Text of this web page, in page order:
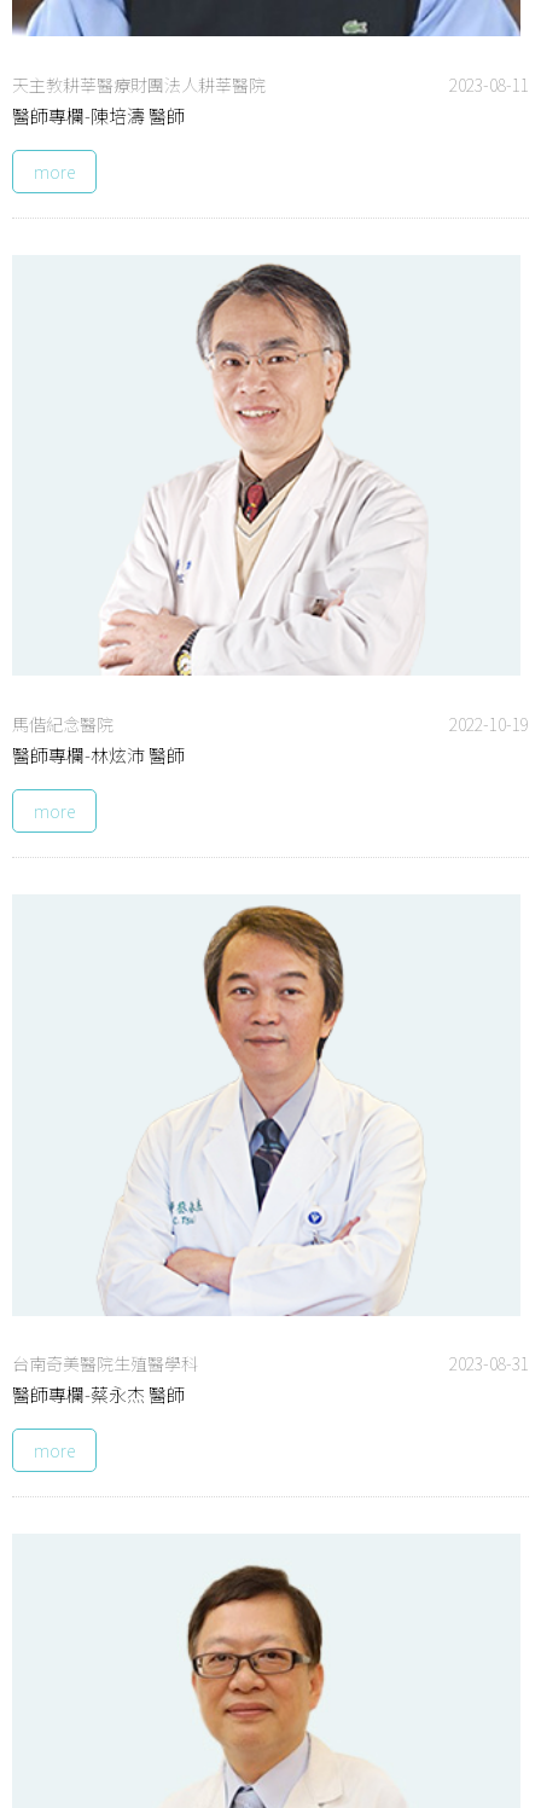
天主教耕莘醫療財團法人耕莘醫院 2023-08-11
醫師專欄-陳培濤 醫師
more
馬偕紀念醫院 2022-10-19
醫師專欄-林炫沛 醫師
more
台南奇美醫院生殖醫學科 2023-08-31
醫師專欄-蔡永杰 醫師
more